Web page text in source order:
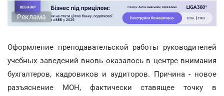
Реклама
Оформление преподавательской работы руководителей
учебных заведений вновь оказалось в центре внимания
бухгалтеров, кадровиков и аудиторов. Причина - новое
разъяснение МОН, фактически ставящее точку в